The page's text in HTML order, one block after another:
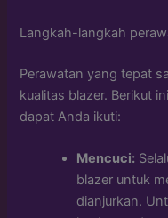
Langkah-langkah
Perawatan yang tepat
kualitas blazer. Berikut
dapat Anda ikuti:
Mencuci:
blazer untuk
dianjurkan.